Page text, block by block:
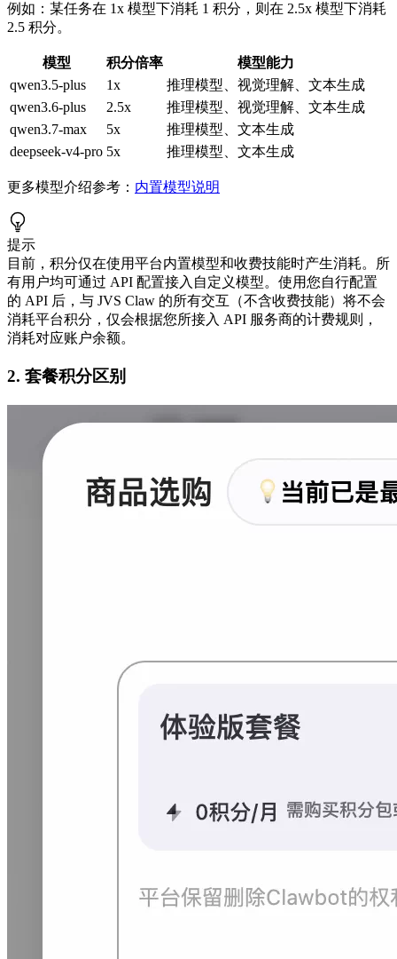
例如：某任务在 1x 模型下消耗 1 积分，则在 2.5x 模型下消耗
2.5 积分。
模型 积分倍率
模型能力
qwen3.5-plus
1x
推理模型、视觉理解、文本生成
qwen3.6-plus
2.5x
推理模型、视觉理解、文本生成
qwen3.7-max
5x
推理模型、文本生成
deepseek-v4-pro 5x 推理模型、文本生成
更多模型介绍参考： 内置模型说明
提示
目前，积分仅在使用平台内置模型和收费技能时产生消耗。所
有用户均可通过 API 配置接入自定义模型。使用您自行配置
的 API 后，与 JVS Claw 的所有交互（不含收费技能）将不会
消耗平台积分，仅会根据您所接入 API 服务商的计费规则，
消耗对应账户余额。
2. 套餐积分区别